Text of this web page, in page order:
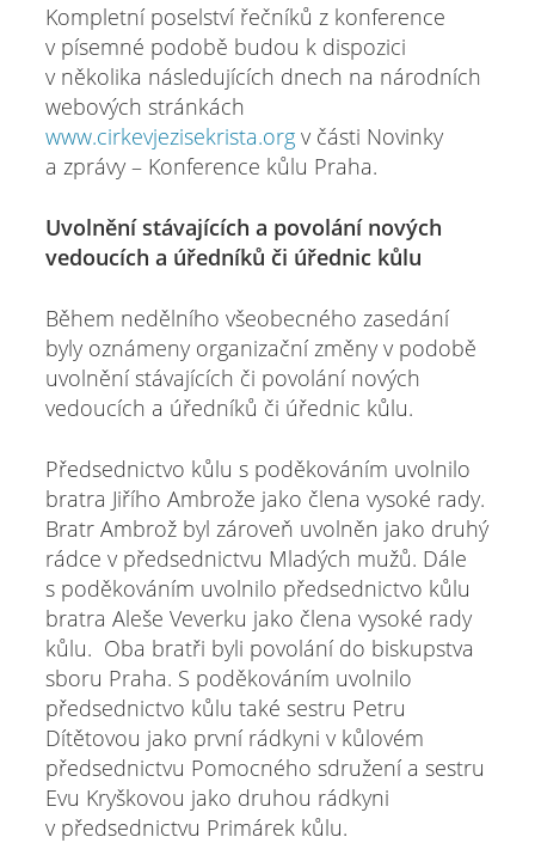
Kompletní poselství řečníků z konference
v písemné podobě budou k dispozici
v několika následujících dnech na národních
webových stránkách
www.cirkevjezisekrista.orgv části Novinky
a zprávy – Konference kůlu Praha.
Uvolnění stávajících a povolání nových
vedoucích a úředníků či úřednic kůlu
Během nedělního všeobecného zasedání
byly oznámeny organizační změny v podobě
uvolnění stávajících či povolání nových
vedoucích a úředníků či úřednic kůlu.
Předsednictvo kůlu s poděkováním uvolnilo
bratra Jiřího Ambrože jako člena vysoké rady.
Bratr Ambrož byl zároveň uvolněn jako druhý
rádce v předsednictvu Mladých mužů. Dále
s poděkováním uvolnilo předsednictvo kůlu
bratra Aleše Veverku jako člena vysoké rady
kůlu. Oba bratři byli povolání do biskupstva
sboru Praha. S poděkováním uvolnilo
předsednictvo kůlu také sestru Petru
Dítětovou jako první rádkyni v kůlovém
předsednictvu Pomocného sdružení a sestru
Evu Kryškovou jako druhou rádkyni
v předsednictvu Primárek kůlu.